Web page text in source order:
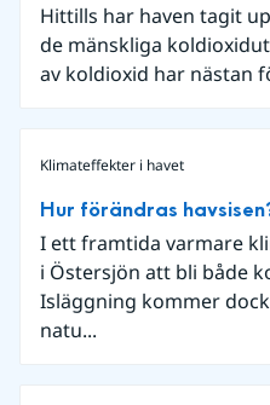
Hittills har haven tagit
de mänskliga
av koldioxid har nästan
Klimateffekter i havet
Hur förändras
I ett framtida varmare
i Östersjön att bli både
Isläggning kommer
natu...